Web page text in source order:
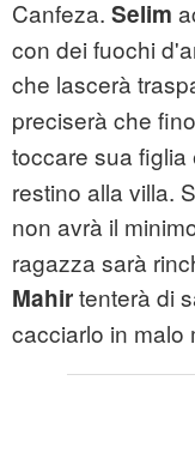
Canfeza. Selim
con dei fuochi
che lascerà
preciserà che
toccare sua
restino alla villa.
non avrà il
ragazza sarà
Mahirtenterà di
cacciarlo in malo